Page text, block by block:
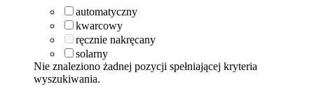
automatyczny
kwarcowy
ręcznie nakręcany
solarny
Nie znaleziono żadnej pozycji spełniającej kryteria
wyszukiwania.